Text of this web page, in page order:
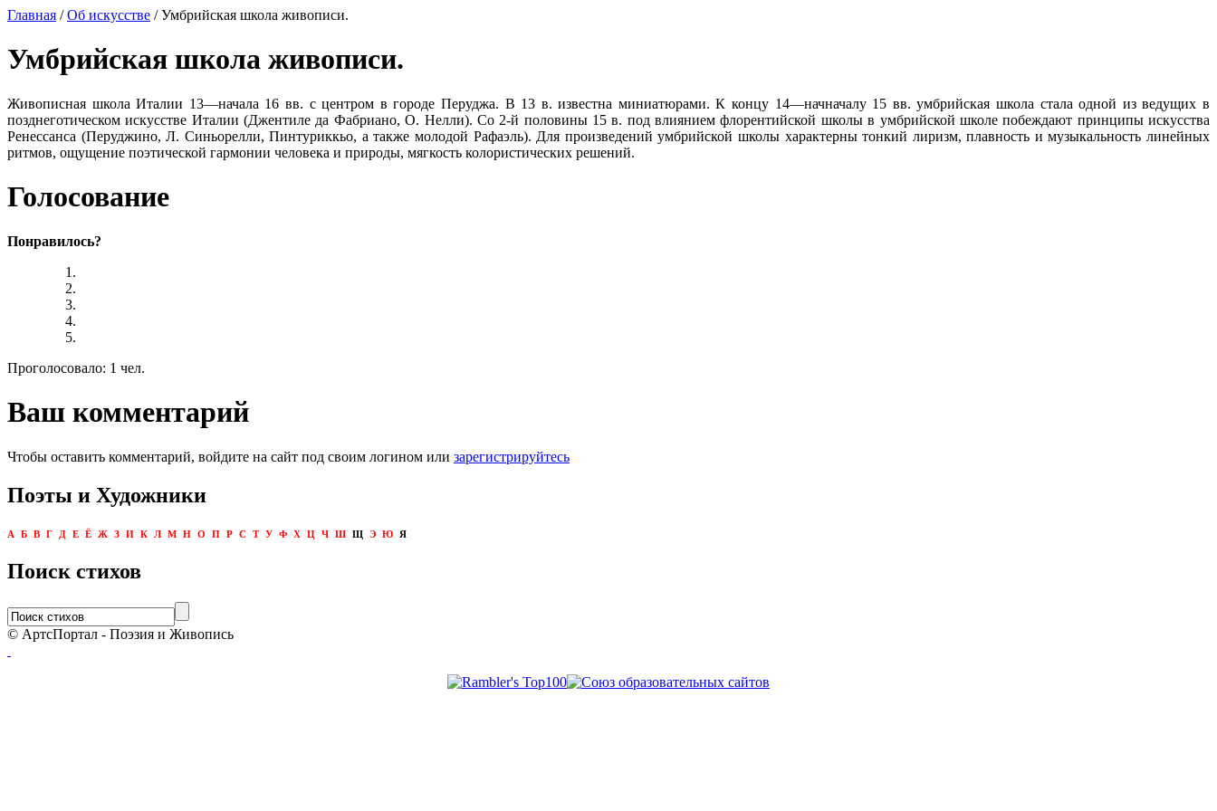
Главная /Об искусстве / Умбрийская школа живописи.
Умбрийская школа живописи.
Живописная школа Италии 13—начала 16 вв. с центром в городе Перуджа. В 13 в. известна миниатюрами. К концу 14—начначалу 15 вв. умбрийская школа стала одной из ведущих в
позднеготическом искусстве Италии (Джентиле да Фабриано, О. Нелли). Со 2-й половины 15 в. под влиянием флорентийской школы в умбрийской школе побеждают принципы искусства
Ренессанса (Перуджино, Л. Синьорелли, Пинтуриккьо, а также молодой Рафаэль). Для произведений умбрийской школы характерны тонкий лиризм, плавность и музыкальность линейных
ритмов, ощущение поэтической гармонии человека и природы, мягкость колористических решений.
Голосование
Понравилось?
Проголосовало: 1 чел.
Ваш комментарий
Чтобы оставить комментарий, войдите на сайт под своим логином или зарегистрируйтесь
Поэты и Художники
А Б В Г Д Е Ё Ж З И К Л М Н О П Р С Т У Ф Х Ц Ч Ш Щ Э Ю Я
Поиск стихов
© АртсПортал - Поэзия и Живопись